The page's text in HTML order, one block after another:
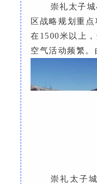
崇礼太子
区战略规划重
在 1500米以上
空气活动频繁。
崇礼太子